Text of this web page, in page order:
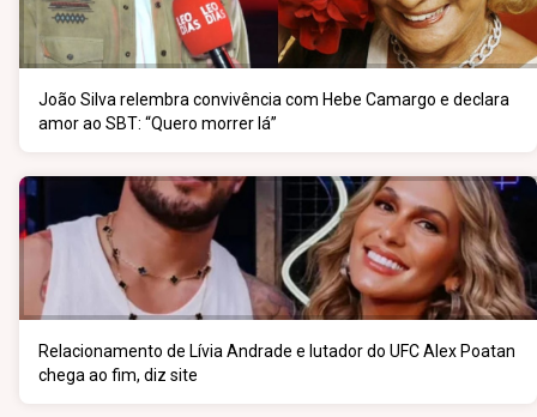
João Silva relembra convivência com Hebe Camargo e declara
amor ao SBT: “Quero morrer lá”
Relacionamento de Lívia Andrade e lutador do UFC Alex Poatan
chega ao fim, diz site